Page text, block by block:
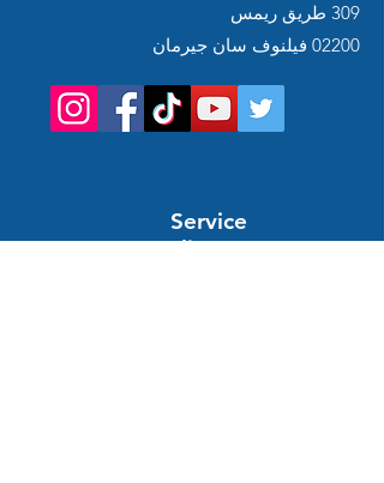
309 طريق ريمس
02200 فيلنوف سان جيرمان
Service
client